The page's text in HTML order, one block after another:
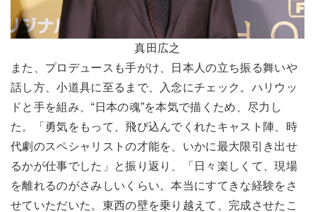
真田広之
また、プロデュースも手がけ、日本人の立ち振る舞いや
話し方、小道具に至るまで、入念にチェック。ハリウッ
ドと手を組み、“日本の魂”を本気で描くため、尽力し
た。「勇気をもって、飛び込んでくれたキャスト陣、時
代劇のスペシャリストの才能を、いかに最大限引き出せ
るかが仕事でした」と振り返り、「日々楽しくて、現場
を離れるのがさみしいくらい。本当にすてきな経験をさ
せていただいた。東西の壁を乗り越えて、完成させたこ